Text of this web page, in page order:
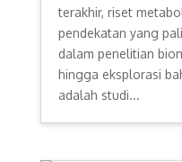
terakhir, riset
pendekatan yang
dalam penelitian
hingga eksplorasi
adalah studi...